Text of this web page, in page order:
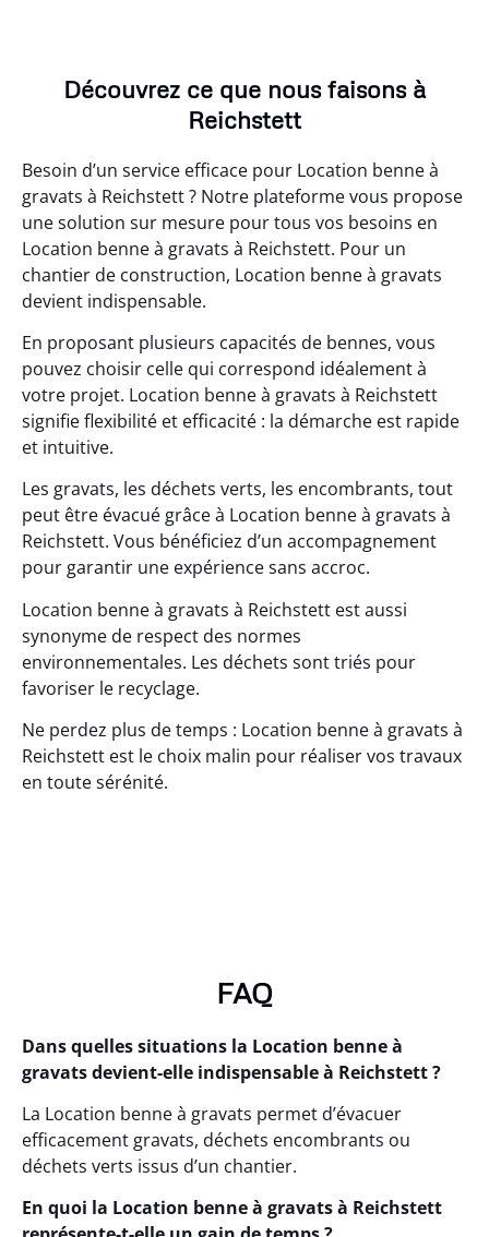
Découvrez ce que nous faisons à
Reichstett
Besoin d’un service efficace pour Location benne à
gravats à Reichstett ? Notre plateforme vous propose
une solution sur mesure pour tous vos besoins en
Location benne à gravats à Reichstett. Pour un
chantier de construction, Location benne à gravats
devient indispensable.
En proposant plusieurs capacités de bennes, vous
pouvez choisir celle qui correspond idéalement à
votre projet. Location benne à gravats à Reichstett
signifie flexibilité et efficacité : la démarche est rapide
et intuitive.
Les gravats, les déchets verts, les encombrants, tout
peut être évacué grâce à Location benne à gravats à
Reichstett. Vous bénéficiez d’un accompagnement
pour garantir une expérience sans accroc.
Location benne à gravats à Reichstett est aussi
synonyme de respect des normes
environnementales. Les déchets sont triés pour
favoriser le recyclage.
Ne perdez plus de temps : Location benne à gravats à
Reichstett est le choix malin pour réaliser vos travaux
en toute sérénité.
FAQ
Dans quelles situations la Location benne à
gravats devient-elle indispensable à Reichstett ?
La Location benne à gravats permet d’évacuer
efficacement gravats, déchets encombrants ou
déchets verts issus d’un chantier.
En quoi la Location benne à gravats à Reichstett